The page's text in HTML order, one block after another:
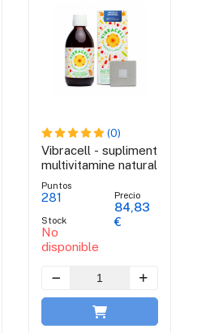
(0)
Vibracell - supliment
multivitamine natural
Puntos
281
Stock
No
disponible
Precio
84,83
€